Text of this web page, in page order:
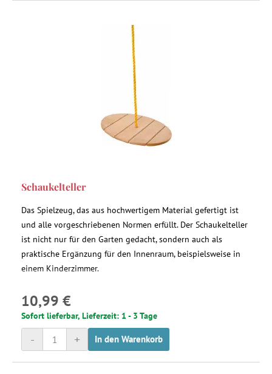
Schaukelteller
Das Spielzeug, das aus hochwertigem Material gefertigt ist
und alle vorgeschriebenen Normen erfüllt. Der Schaukelteller
ist nicht nur für den Garten gedacht, sondern auch als
praktische Ergänzung für den Innenraum, beispielsweise in
einem Kinderzimmer.
10,99 €
Sofort lieferbar, Lieferzeit: 1 - 3 Tage
+
- In den Warenkorb